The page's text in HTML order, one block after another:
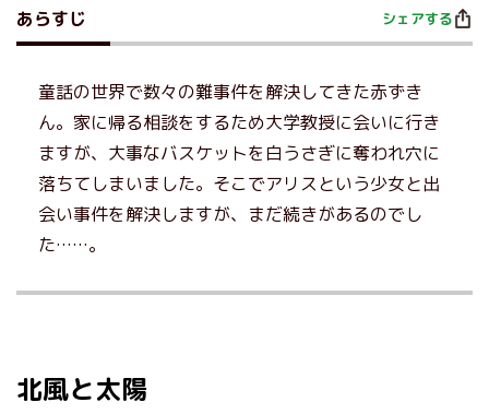
あらすじ シェアする
童話の世界で数々の難事件を解決してきた赤ずき
ん。家に帰る相談をするため大学教授に会いに行き
ますが、大事なバスケットを白うさぎに奪われ穴に
落ちてしまいました。そこでアリスという少女と出
会い事件を解決しますが、まだ続きがあるのでし
た……。
北風と太陽